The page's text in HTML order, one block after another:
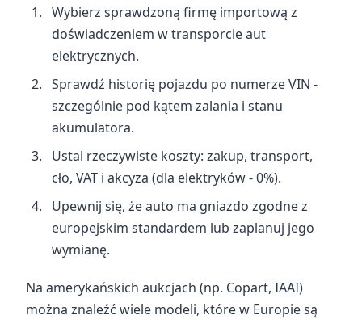
Wybierz sprawdzoną firmę importową z
doświadczeniem w transporcie aut
elektrycznych.
Sprawdź historię pojazdu po numerze VIN -
szczególnie pod kątem zalania i stanu
akumulatora.
Ustal rzeczywiste koszty: zakup, transport,
cło, VAT i akcyza (dla elektryków - 0%).
Upewnij się, że auto ma gniazdo zgodne z
europejskim standardem lub zaplanuj jego
wymianę.
Na amerykańskich aukcjach (np. Copart, IAAI)
można znaleźć wiele modeli, które w Europie są